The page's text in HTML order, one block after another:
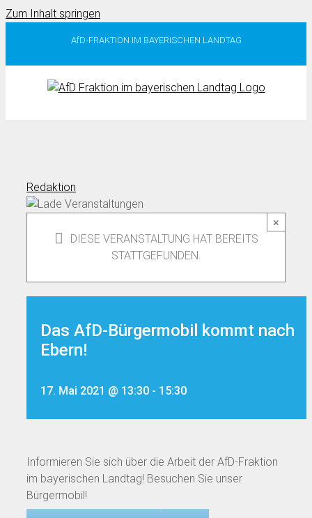
Zum Inhalt springen
AfD-FRAKTION IM BAYERISCHEN LANDTAG
Redaktion
×
DIESE VERANSTALTUNG HAT BEREITS
STATTGEFUNDEN.
Das AfD-Bürgermobil kommt nach
Ebern!
17. Mai 2021 @ 13:30 - 15:30
Informieren Sie sich über die Arbeit der AfD-Fraktion
im bayerischen Landtag! Besuchen Sie unser
Bürgermobil!